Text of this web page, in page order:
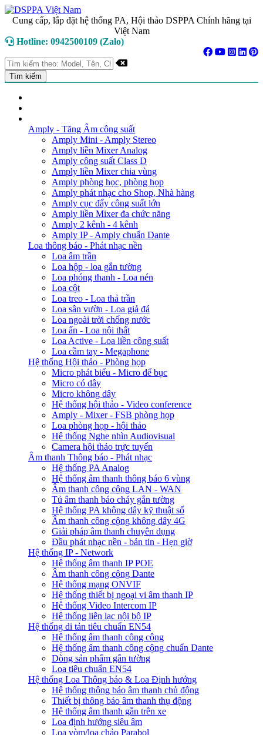
Cung cấp, lắp đặt hệ thống PA, Hội thảo DSPPA Chính hãng tại
Việt Nam
Hotline: 0942500109 (Zalo)
Amply - Tăng Âm công suất
Amply Mini - Amply Stereo
Amply liền Mixer Analog
Amply công suất Class D
Amply liền Mixer chia vùng
Amply phòng học, phòng họp
Amply phát nhạc cho Shop, Nhà hàng
Amply cục đẩy công suất lớn
Amply liền Mixer đa chức năng
Amply 2 kênh - 4 kênh
Amply IP - Amply chuẩn Dante
Loa thông báo - Phát nhạc nền
Loa âm trần
Loa hộp - loa gắn tường
Loa phóng thanh - Loa nén
Loa cột
Loa treo - Loa thả trần
Loa sân vườn - Loa giả đá
Loa ngoài trời chống nước
Loa ẩn - Loa nội thất
Loa Active - Loa liền công suất
Loa cầm tay - Megaphone
Hệ thống Hội thảo - Phòng họp
Micro phát biểu - Micro để bục
Micro có dây
Micro không dây
Hệ thống hội thảo - Video conference
Amply - Mixer - FSB phòng họp
Loa phòng họp - hội thảo
Hệ thống Nghe nhìn Audiovisual
Camera hội thảo trực tuyến
Âm thanh Thông báo - Phát nhạc
Hệ thống PA Analog
Hệ thống âm thanh thông báo 6 vùng
Âm thanh công cộng LAN - WAN
Tủ âm thanh báo cháy gắn tường
Hệ thống PA không dây kỹ thuật số
Âm thanh công cộng không dây 4G
Giải pháp âm thanh chuyên dụng
Đầu phát nhạc nền - bản tin - Hẹn giờ
Hệ thống IP - Network
Hệ thống âm thanh IP POE
Âm thanh công cộng Dante
Hệ thống mạng ONVIF
Hệ thống thiết bị ngoại vi âm thanh IP
Hệ thống Video Intercom IP
Hệ thống liên lạc nội bộ IP
Hệ thống di tản tiêu chuẩn EN54
Hệ thống âm thanh công cộng
Hệ thống âm thanh công cộng chuẩn Dante
Dòng sản phẩm gắn tường
Loa tiêu chuẩn EN54
Hệ thống Loa Thông báo & Loa Định hướng
Hệ thống thông báo âm thanh chủ động
Thiết bị thông báo âm thanh thụ động
Hệ thống âm thanh gắn trên xe
Loa định hướng siêu âm
Loa vòm/loa chảo Parabol